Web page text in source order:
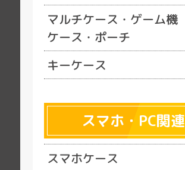
マルチケース・ゲーム機
ケース・ポーチ
キーケース
スマホ・PC関連
スマホケース